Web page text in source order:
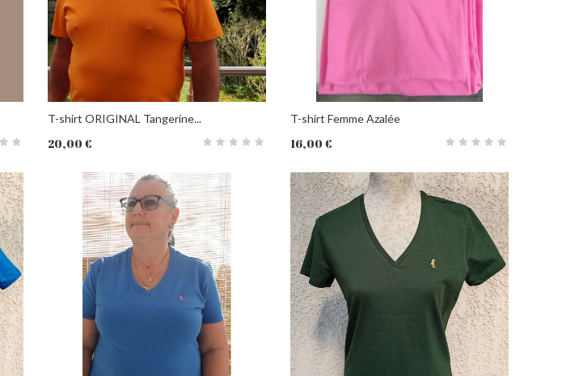
T-shirt ORIGINAL Tangerine...
20,00 €
T-shirt Femme Azalée
16,00 €